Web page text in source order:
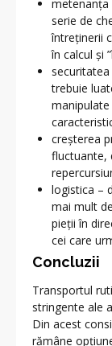
metenanța
serie de
întreținerii
în calcul și
trebuie
creșterea
fluctuante,
logistica –
mai mult
pieții în
cei care
Concluzii
Transportul
stringente ale
Din acest
rămâne